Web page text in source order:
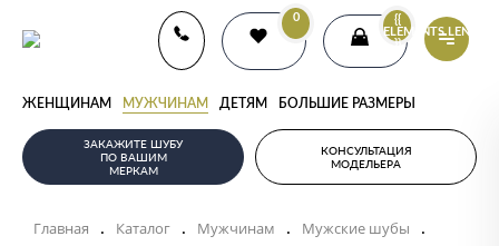
0
{{
ELEMENTS.LENGTH
}}
ЖЕНЩИНАМ МУЖЧИНАМ ДЕТЯМ БОЛЬШИЕ РАЗМЕРЫ
ЗАКАЖИТЕ ШУБУ
ПО ВАШИМ
МЕРКАМ
КОНСУЛЬТАЦИЯ
МОДЕЛЬЕРА
Главная . Каталог . Мужчинам . Мужские шубы .